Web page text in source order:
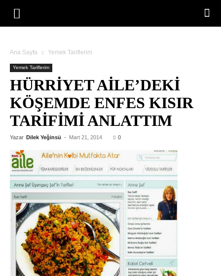
Ana Sayfa Yemek Tariflerim
Yemek Tariflerim
HÜRRIYET AILE’DEKI
KÖŞEMDE ENFES KISIR
TARIFIMI ANLATTIM
Yazar Dilek Yeğinsü - Mart 21, 2014 0